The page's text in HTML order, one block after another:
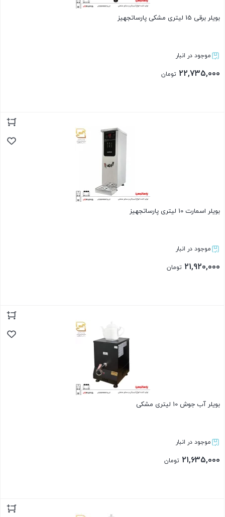
بویلر برقی 15 لیتری مشکی پارساتجهیز
موجود در انبار
22,735,000 تومان
بویلر اسمارت 10 لیتری پارساتجهیز
موجود در انبار
21,920,000 تومان
بویلر آب جوش 10 لیتری مشکی
موجود در انبار
21,635,000 تومان